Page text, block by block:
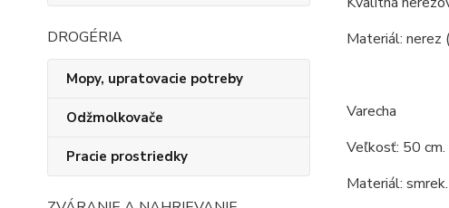
DROGÉRIA
Mopy, upratovacie potreby
Odžmolkovače
Pracie prostriedky
Materiál: nerez
Varecha
Veľkosť: 50 cm.
Materiál: smrek.